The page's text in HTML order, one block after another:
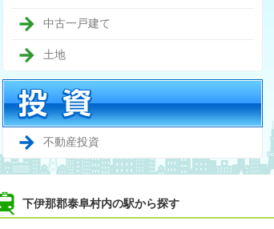
中古一戸建て
土地
不動産投資
下伊那郡泰阜村内の駅から探す